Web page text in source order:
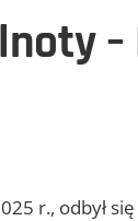
r., odbył